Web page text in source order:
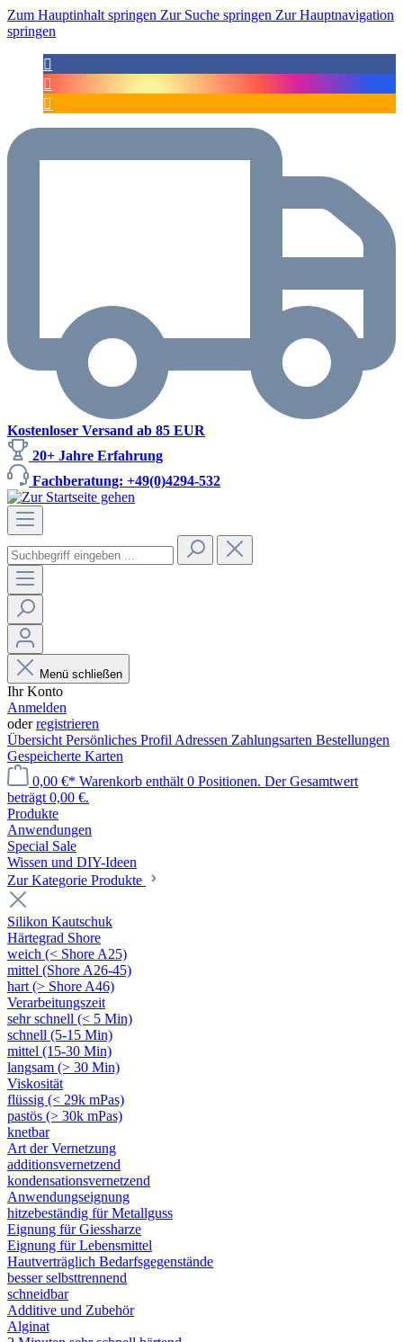
Zum Hauptinhalt springen Zur Suche springen Zur Hauptnavigation
springen
Kostenloser Versand ab 85 EUR
20+ Jahre Erfahrung
Fachberatung: +49(0)4294-532
Menü schließen
Ihr Konto
Anmelden
oderregistrieren
Übersicht Persönliches Profil Adressen Zahlungsarten Bestellungen
Gespeicherte Karten
0,00 €* Warenkorb enthält 0 Positionen. Der Gesamtwert
beträgt 0,00 €.
Produkte
Anwendungen
Special Sale
Wissen und DIY-Ideen
Zur Kategorie Produkte
Silikon Kautschuk
Härtegrad Shore
weich (< Shore A25)
mittel (Shore A26-45)
hart (> Shore A46)
Verarbeitungszeit
sehr schnell (< 5 Min)
schnell (5-15 Min)
mittel (15-30 Min)
langsam (> 30 Min)
Viskosität
flüssig (< 29k mPas)
pastös (> 30k mPas)
knetbar
Art der Vernetzung
additionsvernetzend
kondensationsvernetzend
Anwendungseignung
hitzebeständig für Metallguss
Eignung für Giessharze
Eignung für Lebensmittel
Hautverträglich Bedarfsgegenstände
besser selbsttrennend
schneidbar
Additive und Zubehör
Alginat